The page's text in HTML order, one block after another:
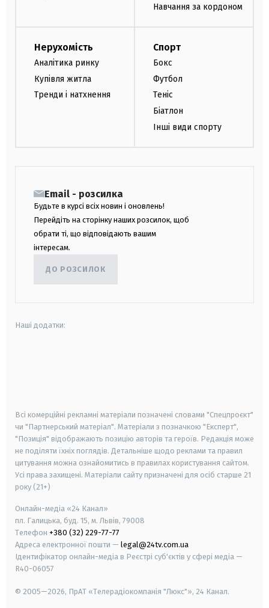
Навчання за кордоном
Нерухомість
Аналітика ринку
Купівля житла
Тренди і натхнення
Спорт
Бокс
Футбол
Теніс
Біатлон
Інші види спорту
Email - розсилка
Будьте в курсі всіх новин і оновлень!
Перейдіть на сторінку наших розсилок, щоб
обрати ті, що відповідають вашим
інтересам.
ДО РОЗСИЛОК
Наші додатки:
Всі комерційні рекламні матеріали позначені словами "Спецпроєкт"
чи "Партнерський матеріал". Матеріали з позначкою "Експерт",
"Позиція" відображають позицію авторів та героїв. Редакція може
не поділяти їхніх поглядів. Детальніше щодо реклами та правил
цитування можна ознайомитись в правилах користування сайтом.
Усі права захищені. Матеріали сайту призначені для осіб старше 21
року (21+)
Онлайн-медіа «24 Канал»
пл. Галицька, буд. 15, м. Львів, 79008
Телефон +380 (32) 229-77-77
Адреса електронної пошти — legal@24tv.com.ua
Ідентифікатор онлайн-медіа в Реєстрі суб'єктів у сфері медіа —
R40-06057
© 2005—2026, ПрАТ «Телерадіокомпанія "Люкс"», 24 Канал.